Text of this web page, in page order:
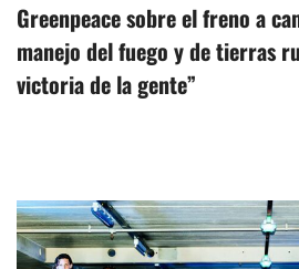
Greenpeace sobre el freno a
manejo del fuego y de tierras
victoria de la gente”